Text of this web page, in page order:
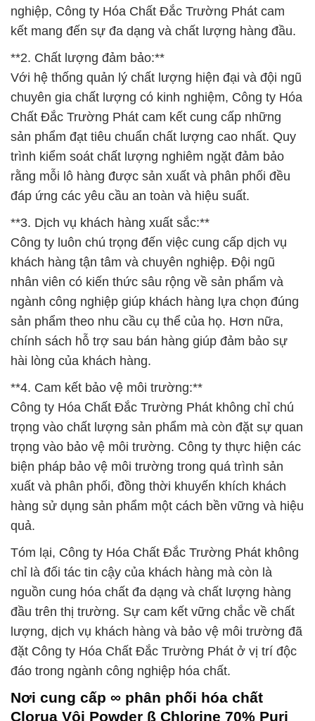
nghiệp, Công ty Hóa Chất Đắc Trường Phát cam
kết mang đến sự đa dạng và chất lượng hàng đầu.
**2. Chất lượng đảm bảo:**
Với hệ thống quản lý chất lượng hiện đại và đội ngũ
chuyên gia chất lượng có kinh nghiệm, Công ty Hóa
Chất Đắc Trường Phát cam kết cung cấp những
sản phẩm đạt tiêu chuẩn chất lượng cao nhất. Quy
trình kiểm soát chất lượng nghiêm ngặt đảm bảo
rằng mỗi lô hàng được sản xuất và phân phối đều
đáp ứng các yêu cầu an toàn và hiệu suất.
**3. Dịch vụ khách hàng xuất sắc:**
Công ty luôn chú trọng đến việc cung cấp dịch vụ
khách hàng tận tâm và chuyên nghiệp. Đội ngũ
nhân viên có kiến thức sâu rộng về sản phẩm và
ngành công nghiệp giúp khách hàng lựa chọn đúng
sản phẩm theo nhu cầu cụ thể của họ. Hơn nữa,
chính sách hỗ trợ sau bán hàng giúp đảm bảo sự
hài lòng của khách hàng.
**4. Cam kết bảo vệ môi trường:**
Công ty Hóa Chất Đắc Trường Phát không chỉ chú
trọng vào chất lượng sản phẩm mà còn đặt sự quan
trọng vào bảo vệ môi trường. Công ty thực hiện các
biện pháp bảo vệ môi trường trong quá trình sản
xuất và phân phối, đồng thời khuyến khích khách
hàng sử dụng sản phẩm một cách bền vững và hiệu
quả.
Tóm lại, Công ty Hóa Chất Đắc Trường Phát không
chỉ là đối tác tin cậy của khách hàng mà còn là
nguồn cung hóa chất đa dạng và chất lượng hàng
đầu trên thị trường. Sự cam kết vững chắc về chất
lượng, dịch vụ khách hàng và bảo vệ môi trường đã
đặt Công ty Hóa Chất Đắc Trường Phát ở vị trí độc
đáo trong ngành công nghiệp hóa chất.
Nơi cung cấp ∞ phân phối hóa chất
Clorua Vôi Powder ß Chlorine 70% Puri